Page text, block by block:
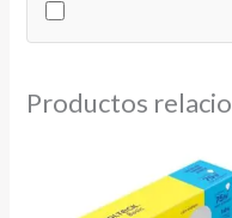
UL
cantidad
Productos